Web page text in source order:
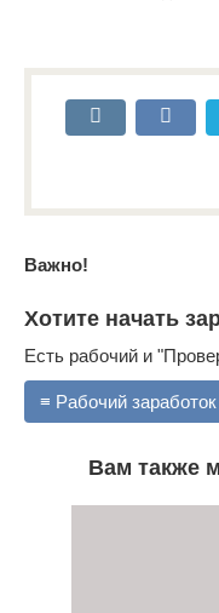
Важно!
Хотите начать
Есть рабочий и
≡ Рабочий
Вам также